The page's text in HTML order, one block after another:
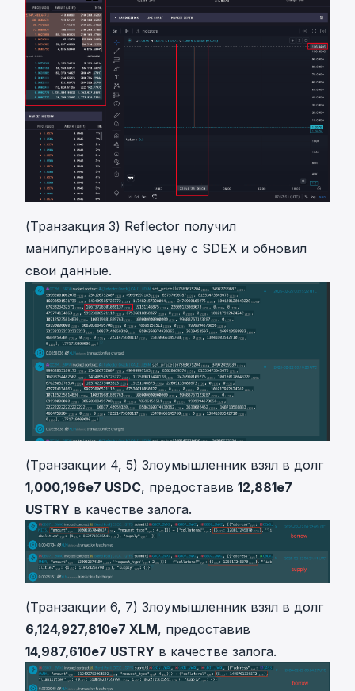
(Транзакция 3) Reflector получил
манипулированную цену с SDEX и обновил
свои данные.
(Транзакции 4, 5) Злоумышленник взял в долг
1,000,196e7 USDC, предоставив 12,881e7
USTRY в качестве залога.
(Транзакции 6, 7) Злоумышленник взял в долг
6,124,927,810e7 XLM, предоставив
14,987,610e7 USTRY в качестве залога.